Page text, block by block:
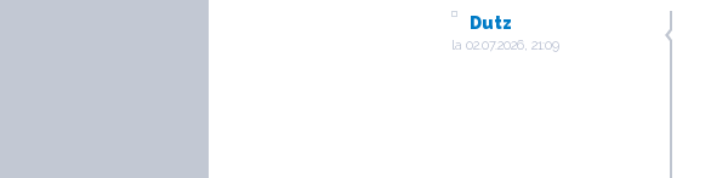
Dutz
la 02.07.2026, 21:09